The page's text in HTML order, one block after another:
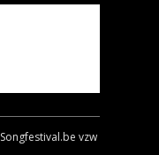
Songfestival.be vzw